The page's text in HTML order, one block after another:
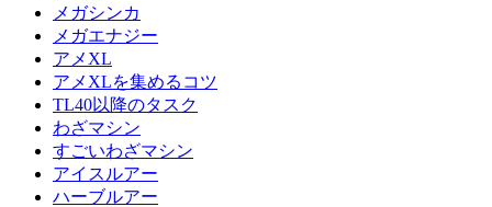
メガシンカ
メガエナジー
アメXL
アメXLを集めるコツ
TL40以降のタスク
わざマシン
すごいわざマシン
アイスルアー
ハーブルアー